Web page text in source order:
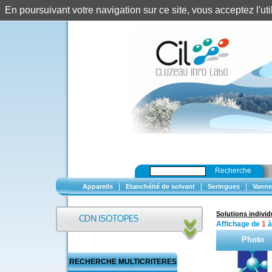
Recherche
Appareils Etanchéité de solvant Seringues
RECHERCHE MULTICRITERES
Solutions
Affichage de 1 à
Photo
En poursuivant votre navigation sur ce site, vous acceptez